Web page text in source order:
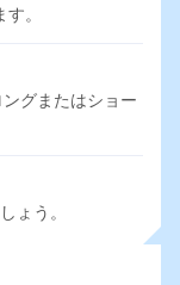
。
グまたはショー
ょう。